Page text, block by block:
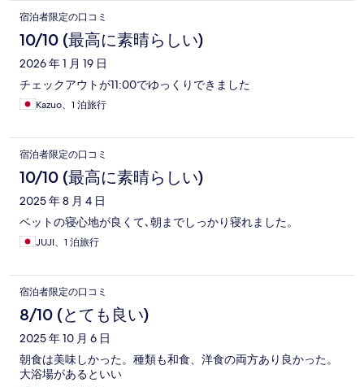
宿泊者限定の口コミ
10/10 (最高に素晴らしい)
2026 年 1 月 19 日
チェックアウトが11:00でゆっくりできました
Kazuo、1 泊旅行
宿泊者限定の口コミ
10/10 (最高に素晴らしい)
2025 年 8 月 4 日
ベットの寝心地が良くて､朝までしっかり寝れました。
JUJI、1 泊旅行
宿泊者限定の口コミ
8/10 (とても良い)
2025 年 10 月 6 日
朝食は美味しかった。種類も和食、洋食の両方あり良かった。
大浴場があるといい